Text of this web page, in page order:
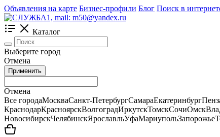
Объявления на карте Бизнес-профили Блог Поиск в
Каталог
Выберите город
Отмена
Применить
Отмена
Все городаМоскваСанкт-ПетербургСамараЕкатеринбург
КраснодарКрасноярскВолгоградИркутскТомскСочиОмск
НовосибирскЧелябинскЯрославльУфаМариупольЗапорожье